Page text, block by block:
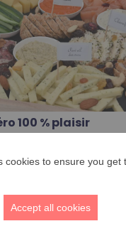
100 % plaisir
cookies to ensure you get
Accept all cookies